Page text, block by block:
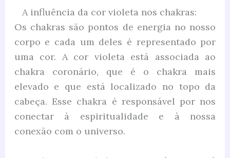
A influência da cor violeta nos chakras:
Os chakras são pontos de energia no nosso
corpo e cada um deles é representado por
uma cor. A cor violeta está associada ao
chakra coronário, que é o chakra mais
elevado e que está localizado no topo da
cabeça. Esse chakra é responsável por nos
conectar à espiritualidade e à nossa
conexão com o universo.